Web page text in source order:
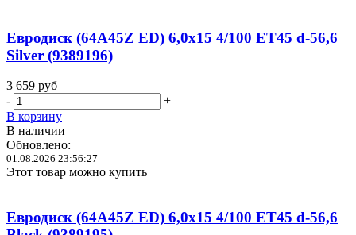
Евродиск (64A45Z ED) 6,0x15 4/100 ET45 d-56,6
Silver (9389196)
3 659 руб
-
+
В корзину
В наличии
Обновлено:
01.08.2026 23:56:27
Этот товар можно купить
Евродиск (64A45Z ED) 6,0x15 4/100 ET45 d-56,6